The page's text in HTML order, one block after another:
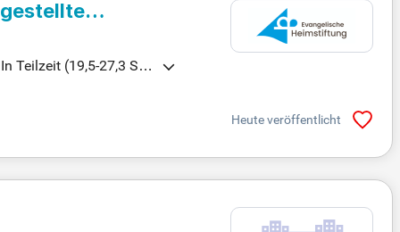
Teilzeit (19,5-27,3 Stu
Leben. Arbeite für
Job, sondern auch ei
Heute veröffentlicht